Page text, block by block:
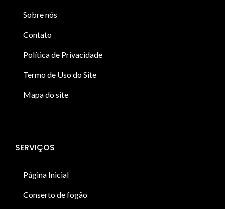
Sobre nós
Contato
Política de Privacidade
Termo de Uso do Site
Mapa do site
SERVIÇOS
Página Inicial
Conserto de fogão